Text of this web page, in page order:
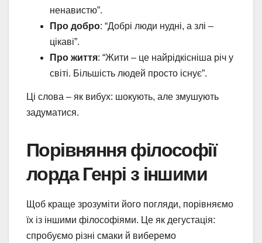
ненавистю”.
Про добро: “Добрі люди нудні, а злі –
цікаві”.
Про життя: “Жити – це найрідкісніша річ у
світі. Більшість людей просто існує”.
Ці слова – як вибух: шокують, але змушують
задуматися.
Порівняння філософії
лорда Генрі з іншими
Щоб краще зрозуміти його погляди, порівняємо
їх із іншими філософіями. Це як дегустація:
спробуємо різні смаки й виберемо